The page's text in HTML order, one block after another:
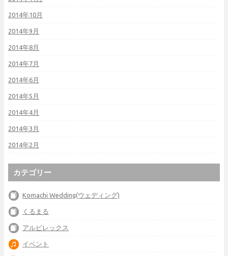
2014年10月
2014年9月
2014年8月
2014年7月
2014年6月
2014年5月
2014年4月
2014年3月
2014年2月
カテゴリー
Komachi Wedding(ウェディング)
くるまる
アルビレックス
イベント